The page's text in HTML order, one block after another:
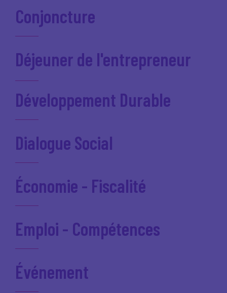
Conjoncture
Déjeuner de l'entrepreneur
Développement Durable
Dialogue Social
Économie - Fiscalité
Emploi - Compétences
Événement